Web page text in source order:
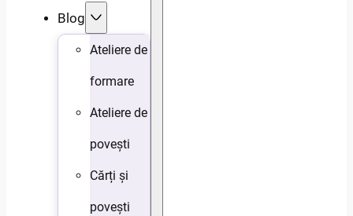
Blog
Ateliere de
formare
Ateliere de
povești
Cărți și
povești